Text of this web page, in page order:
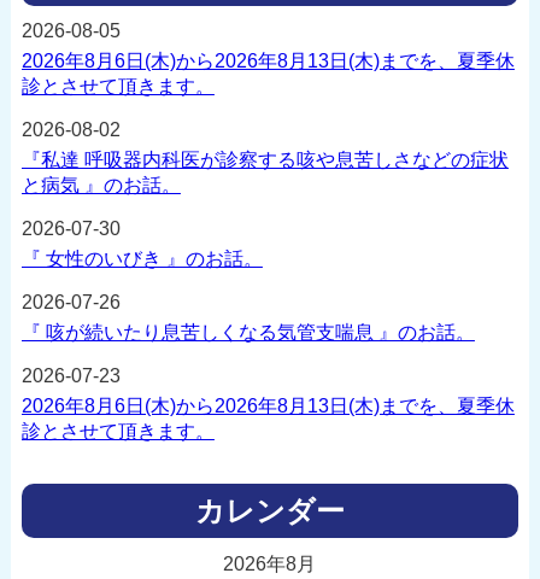
2026年8月6日(木)から2026年8月13日(木)までを、夏季休
診とさせて頂きます。
2026-08-05
『私達 呼吸器内科医が診察する咳や息苦しさなどの症状
と病気 』のお話。
2026-08-02
『 女性のいびき 』のお話。
2026-07-30
『 咳が続いたり息苦しくなる気管支喘息 』のお話。
2026-07-26
2026年8月6日(木)から2026年8月13日(木)までを、夏季休
診とさせて頂きます。
2026-07-23
カレンダー
2026年8月